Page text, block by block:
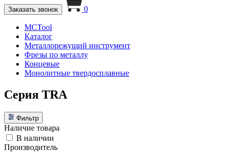
Заказать звонок 0
MCTool
Каталог
Металлорежущий инструмент
Фрезы по металлу
Концевые
Монолитные твердосплавные
Серия TRA
Фильтр
Наличие товара
В наличии
Производитель